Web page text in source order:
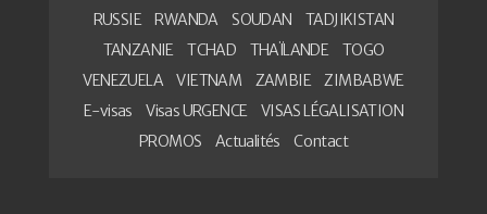
RUSSIE
RWANDA SOUDAN
TADJIKISTAN
TANZANIE
TCHAD THAÏLANDE
TOGO
VENEZUELA
VIETNAM ZAMBIE
ZIMBABWE
E-visas
Visas URGENCE
VISAS LÉGALISATION
PROMOS
Actualités Contact